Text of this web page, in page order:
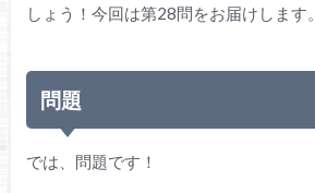
しょう！今回は第28問をお届けします。
問題
では、問題です！